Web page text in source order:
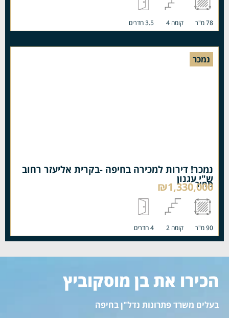
78 מ"ר קומה 4 3.5 חדרים
נמכר
נמכר! דירות למכירה בחיפה -בקרית אליעזר רחוב
ש"י עגנון
מחיר
₪1,330,000
90 מ"ר קומה 2 4 חדרים
הכירו את בן מוסקוביץ
בעלים משרד פתרונות נדל"ן בחיפה